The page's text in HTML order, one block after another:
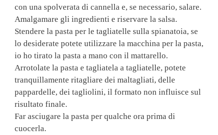
con una spolverata di cannella e, se necessario, salare.
Amalgamare gli ingredienti e riservare la salsa.
Stendere la pasta per le tagliatelle sulla spianatoia, se
lo desiderate potete utilizzare la macchina per la pasta,
io ho tirato la pasta a mano con il mattarello.
Arrotolate la pasta e tagliatela a tagliatelle, potete
tranquillamente ritagliare dei maltagliati, delle
pappardelle, dei tagliolini, il formato non influisce sul
risultato finale.
Far asciugare la pasta per qualche ora prima di
cuocerla.